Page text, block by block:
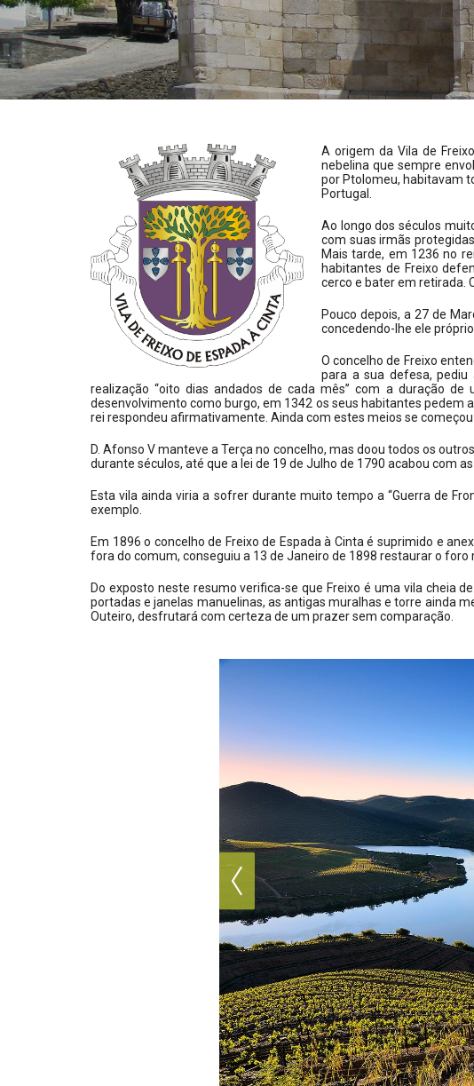
A origem da Vila de
nebelina que sempre
por Ptolomeu, habitavam
Portugal.
Ao longo dos séculos
com suas irmãs
Mais tarde, em 1236 no
habitantes de Freixo
cerco e bater em retirada.
Pouco depois, a 27 de
concedendo-lhe ele
O concelho de Freixo
para a sua defesa,
realização “oito dias andados de cada mês” com a duração
desenvolvimento como burgo, em 1342 os seus habitantes pedem
rei respondeu afirmativamente. Ainda com estes meios se
D. Afonso V manteve a Terça no concelho, mas doou todos os
durante séculos, até que a lei de 19 de Julho de 1790 acabou com
Esta vila ainda viria a sofrer durante muito tempo a “Guerra de
exemplo.
Em 1896 o concelho de Freixo de Espada à Cinta é suprimido e
fora do comum, conseguiu a 13 de Janeiro de 1898 restaurar o foro
Do exposto neste resumo verifica-se que Freixo é uma vila cheia
portadas e janelas manuelinas, as antigas muralhas e torre ainda
Outeiro, desfrutará com certeza de um prazer sem comparação.